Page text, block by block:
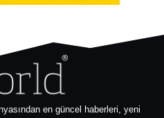
en güncel haberleri, yeni